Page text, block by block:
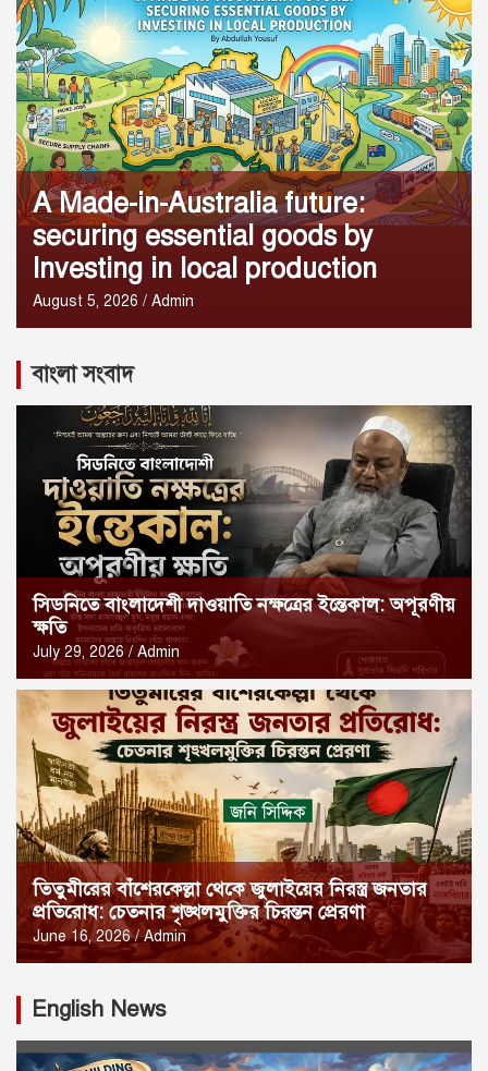
The Australian Mosaic:
Converting our cultural diversity
into a powerful strategic asset
August 4, 2026 Admin
বাংলা সংবাদ
সিডনিতে বাংলাদেশী দাওয়াতি নক্ষত্রের ইন্তেকাল: অপূরণীয়
ক্ষতি
July 29, 2026 Admin
তিতুমীরের বাঁশেরকেল্লা থেকে জুলাইয়ের নিরস্ত্র জনতার
প্রতিরোধ: চেতনার শৃঙ্খলমুক্তির চিরন্তন প্রেরণা
June 16, 2026 Admin
English News